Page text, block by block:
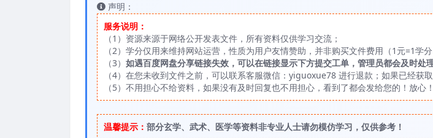
声明：
服务说明：
（1）资源来源于网络公开发表文件，所有资料仅供学习交流；
（2）学分仅用来维持网站运营，性质为用户友情赞助，并非购买文件费用（1元=1学分
（3） 如遇百度网盘分享链接失效，可以在链接显示下方提交工单，管理员都会及时处
（4）在您未收到文件之前，可以联系客服微信：yiguoxue78 进行退款；如果已经获
（5）不用担心不给资料，如果没有及时回复也不用担心，看到了都会发给您的！放心！
温馨提示： 部分玄学、武术、医学等资料非专业人士请勿模仿学习，仅供参考！